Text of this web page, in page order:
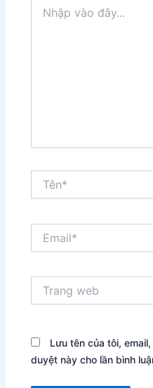
vào
web
Lưu tên của tôi,
duyệt này cho lần bình